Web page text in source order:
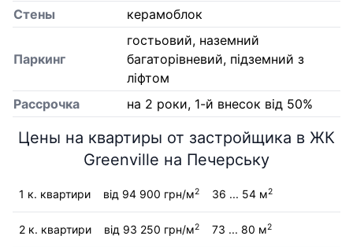
Стены керамоблок
Паркинг
гостьовий, наземний
багаторівневий, підземний з
ліфтом
Рассрочка
на 2 роки, 1-й внесок від 50%
Цены на квартиры от застройщика в ЖК
Greenville на Печерську
1 к. квартири від 94 900 грн/м2 36 ... 54 м2
2 к. квартири від 93 250 грн/м2 73 ... 80 м2